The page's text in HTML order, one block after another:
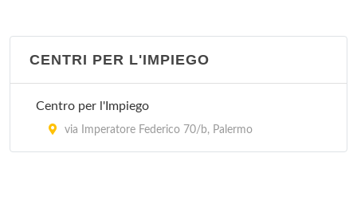
Carabinieri Regione Sicilia
Legione Carabinieri
corso Vittorio Emanuele 475, Palermo
CENTRI PER L'IMPIEGO
Centro per l'Impiego
via Imperatore Federico 70/b, Palermo